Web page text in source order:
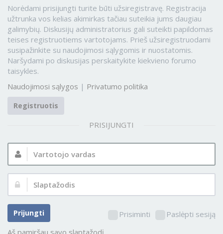
Norėdami prisijungti turite būti užsiregistravę. Registracija
užtrunka vos kelias akimirkas tačiau suteikia jums daugiau
galimybių. Diskusijų administratorius gali suteikti papildomas
teises registruotiems vartotojams. Prieš užsiregistruodami
susipažinkite su naudojimosi sąlygomis ir nuostatomis.
Naršydami po diskusijas perskaitykite kiekvieno forumo
taisykles.
Naudojimosi sąlygos | Privatumo politika
Registruotis
PRISIJUNGTI
Vartotojo
vardas:
Slaptažodis:
Prisiminti Paslėpti sesiją
Prijungti
Aš pamiršau savo slaptažodį